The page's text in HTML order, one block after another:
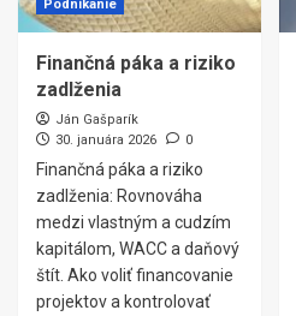
Podnikanie
Finančná páka a riziko
zadlženia
Ján Gašparík
30. januára 2026
0
Finančná páka a riziko
zadlženia: Rovnováha
medzi vlastným a cudzím
kapitálom, WACC a daňový
štít. Ako voliť financovanie
projektov a kontrolovať